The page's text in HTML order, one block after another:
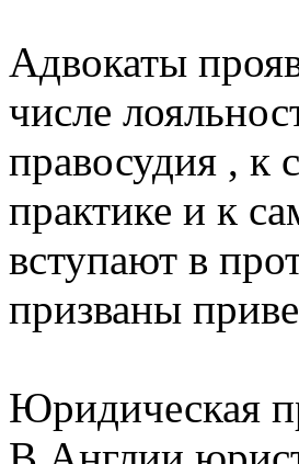
Адвокаты
числе
правосудия , к
практике и к
вступают в
призваны
Юридическая